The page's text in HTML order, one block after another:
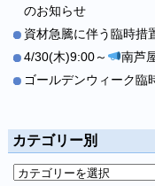
のお知らせ
資材急騰に伴う臨時措
4/30(木)9:00～
南芦
ゴールデンウィーク臨
カテゴリー別